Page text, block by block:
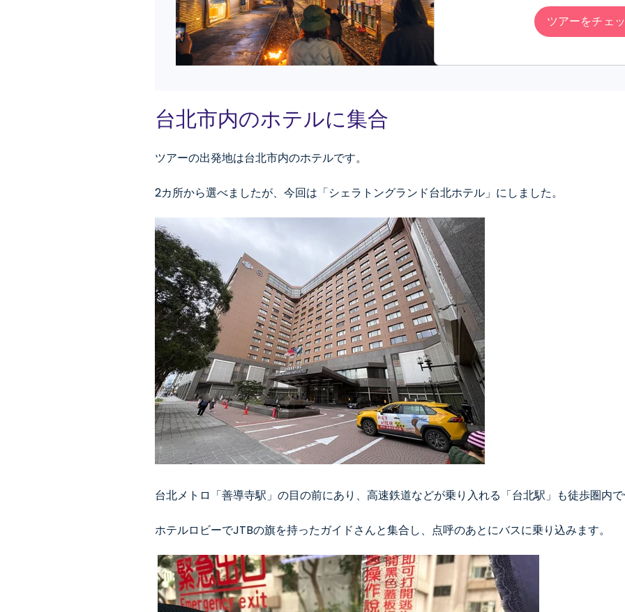
ツアーをチェ
台北市内のホテルに集合
ツアーの出発地は台北市内のホテルです。
2カ所から選べましたが、今回は「シェラトングランド台北ホテル」にしました。
台北メトロ「善導寺駅」の目の前にあり、高速鉄道などが乗り入れる「台北駅」も徒歩圏内で
ホテルロビーでJTBの旗を持ったガイドさんと集合し、点呼のあとにバスに乗り込みます。